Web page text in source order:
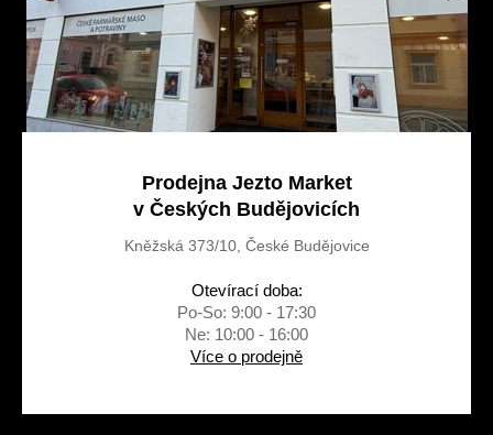
Prodejna Jezto Market
v Českých Budějovicích
Kněžská 373/10, České Budějovice
Otevírací doba:
Po-So: 9:00 - 17:30
Ne: 10:00 - 16:00
Více o prodejně